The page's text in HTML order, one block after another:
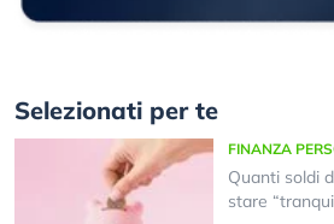
Selezionati per te
FINANZA
Quanti soldi
stare